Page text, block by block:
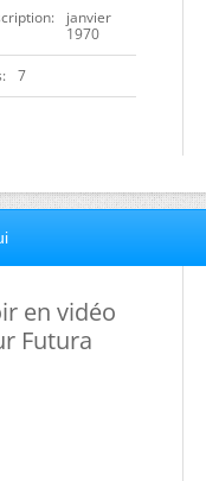
janvier
1970
7
en vidéo
Futura